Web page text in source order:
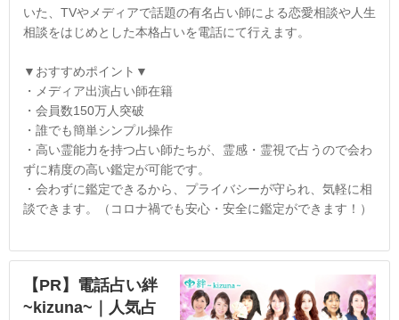
いた、TVやメディアで話題の有名占い師による恋愛相談や人生
相談をはじめとした本格占いを電話にて行えます。
▼おすすめポイント▼
・メディア出演占い師在籍
・会員数150万人突破
・誰でも簡単シンプル操作
・高い霊能力を持つ占い師たちが、霊感・霊視で占うので会わ
ずに精度の高い鑑定が可能です。
・会わずに鑑定できるから、プライバシーが守られ、気軽に相
談できます。（コロナ禍でも安心・安全に鑑定ができます！）
【PR】電話占い絆
~kizuna~｜人気占